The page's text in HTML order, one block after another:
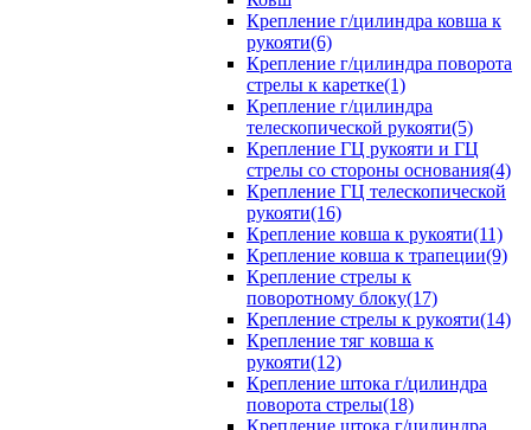
Крепление г/цилиндра ковша к
рукояти(6)
Крепление г/цилиндра поворота
стрелы к каретке(1)
Крепление г/цилиндра
телескопической рукояти(5)
Крепление ГЦ рукояти и ГЦ
стрелы со стороны основания(4)
Крепление ГЦ телескопической
рукояти(16)
Крепление ковша к рукояти(11)
Крепление ковша к трапеции(9)
Крепление стрелы к
поворотному блоку(17)
Крепление стрелы к рукояти(14)
Крепление тяг ковша к
рукояти(12)
Крепление штока г/цилиндра
поворота стрелы(18)
Крепление штока г/цилиндра